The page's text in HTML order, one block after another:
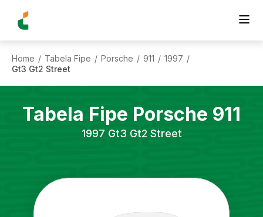
Home / Tabela Fipe / Porsche / 911 / 1997 /
Gt3 Gt2 Street
Tabela Fipe Porsche 911
1997 Gt3 Gt2 Street